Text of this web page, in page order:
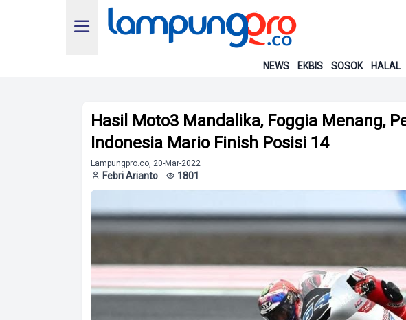
NEWS EKBIS SOSOK HALAL
Hasil Moto3 Mandalika, Foggia Menang,
Indonesia Mario Finish Posisi 14
Lampungpro.co, 20-Mar-2022
Febri Arianto 1801